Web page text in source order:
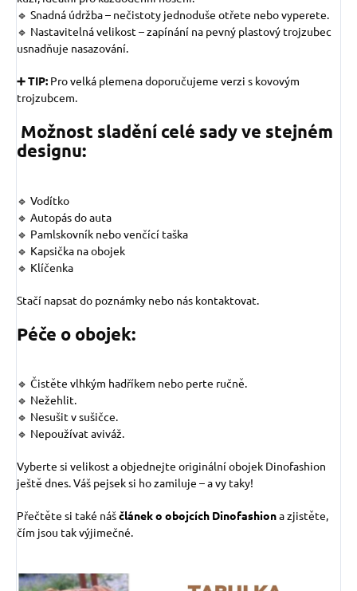
🔹 Snadná údržba – nečistoty jednoduše otřete nebo vyperete.
🔹 Nastavitelná velikost – zapínání na pevný plastový trojzubec
usnadňuje nasazování.
➕ TIP: Pro velká plemena doporučujeme verzi s kovovým
trojzubcem.
Možnost sladění celé sady ve stejném
designu:
🔹 Vodítko
🔹 Autopás do auta
🔹 Pamlskovník nebo venčící taška
🔹 Kapsička na obojek
🔹 Klíčenka
Stačí napsat do poznámky nebo nás kontaktovat.
Péče o obojek:
🔹 Čistěte vlhkým hadříkem nebo perte ručně.
🔹 Nežehlit.
🔹 Nesušit v sušičce.
🔹 Nepoužívat aviváž.
Vyberte si velikost a objednejte originální obojek Dinofashion
ještě dnes. Váš pejsek si ho zamiluje – a vy taky!
Přečtěte si také náščlánek o obojcích Dinofashiona zjistěte,
čím jsou tak výjimečné.